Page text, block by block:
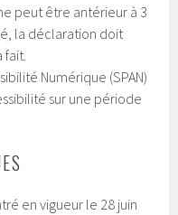
peut être antérieur à 3
la déclaration doit
Numérique (SPAN)
sur une période
en vigueur le 28 juin